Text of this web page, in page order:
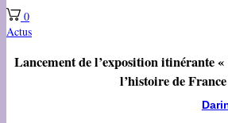
0
Actus
Lancement de l’exposition itinérante
l’histoire de